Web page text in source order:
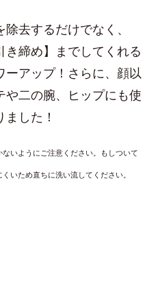
去するだけでなく、
き締め】までしてくれる
ーアップ！さらに、顔以
や二の腕、ヒップにも使
した！
ないようにご注意ください。もしついて
いため直ちに洗い流してください。